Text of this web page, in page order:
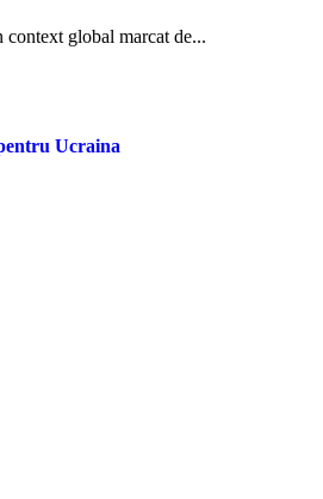
context global marcat de...
Ucraina